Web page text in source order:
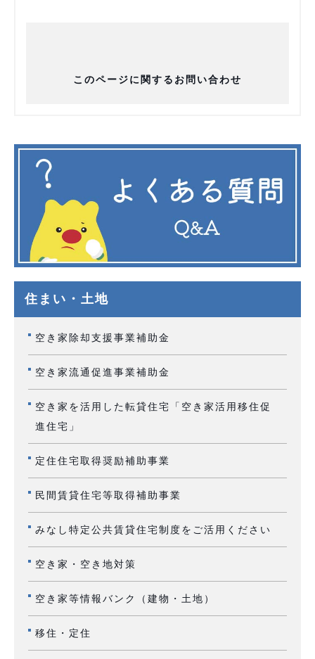
このページに関するお問い合わせ
住まい・土地
空き家除却支援事業補助金
空き家流通促進事業補助金
空き家を活用した転貸住宅「空き家活用移住促
進住宅」
定住住宅取得奨励補助事業
民間賃貸住宅等取得補助事業
みなし特定公共賃貸住宅制度をご活用ください
空き家・空き地対策
空き家等情報バンク（建物・土地）
移住・定住